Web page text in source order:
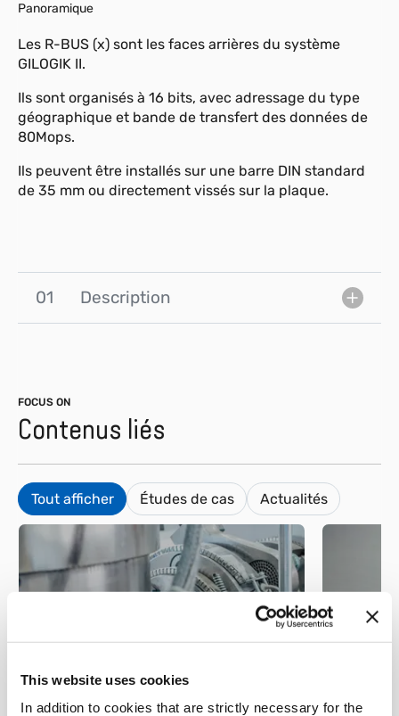
This website uses cookies
In addition to cookies that are strictly necessary for the
Panoramique
Les R-BUS (x) sont les faces arrières du système
GILOGIK II.
Ils sont organisés à 16 bits, avec adressage du type
géographique et bande de transfert des données de
80Mops.
Ils peuvent être installés sur une barre DIN standard
de 35 mm ou directement vissés sur la plaque.
01 Description
FOCUS ON
Contenus liés
Tout afficher Études de cas Actualités
Plastic Metal – Fabrication
de presses à injection pour